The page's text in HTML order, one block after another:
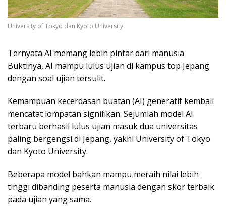
University of Tokyo dan Kyoto University
Ternyata AI memang lebih pintar dari manusia.
Buktinya, AI mampu lulus ujian di kampus top Jepang
dengan soal ujian tersulit.
Kemampuan kecerdasan buatan (AI) generatif kembali
mencatat lompatan signifikan. Sejumlah model AI
terbaru berhasil lulus ujian masuk dua universitas
paling bergengsi di Jepang, yakni University of Tokyo
dan Kyoto University.
Beberapa model bahkan mampu meraih nilai lebih
tinggi dibanding peserta manusia dengan skor terbaik
pada ujian yang sama.